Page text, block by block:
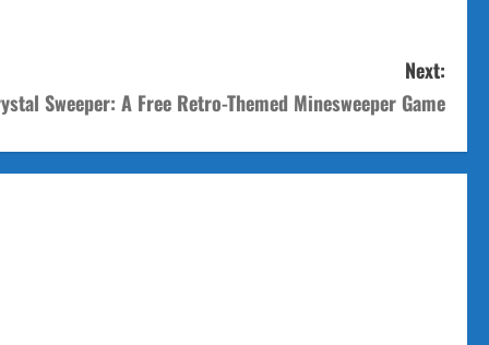
Next:
Sweeper: A Free Retro-Themed Minesweeper Game